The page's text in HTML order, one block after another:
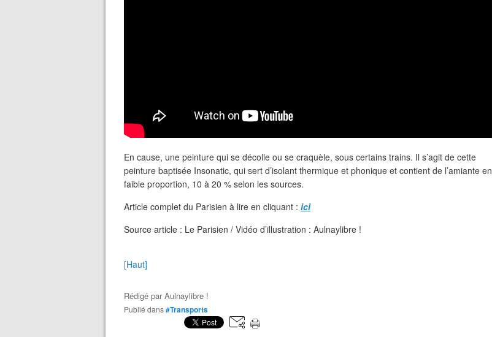
En cause, une peinture qui se décolle ou se craquèle, sous certains trains. Il s’agit de cette
peinture baptisée Insonatic, qui sert d’isolant thermique et phonique et contient de l’amiante en
faible proportion, 10 à 20 % selon les sources.
Article complet du Parisien à lire en cliquant : ici
Source article : Le Parisien / Vidéo d’illustration : Aulnaylibre !
[Haut]
Rédigé parAulnaylibre !
Publié dans#Transports